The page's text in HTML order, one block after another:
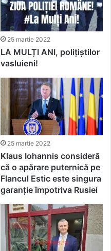
25 martie 2022
LA MULȚI ANI, polițiștilor
vasluieni!
25 martie 2022
Klaus Iohannis consideră
că o apărare puternică pe
Flancul Estic este singura
garanţie împotriva Rusiei